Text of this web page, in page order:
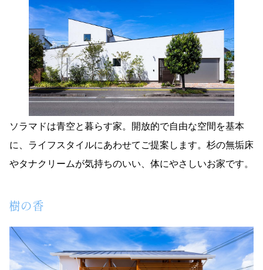
ソラマドは青空と暮らす家。開放的で自由な空間を基本
に、ライフスタイルにあわせてご提案します。杉の無垢床
やタナクリームが気持ちのいい、体にやさしいお家です。
樹の香